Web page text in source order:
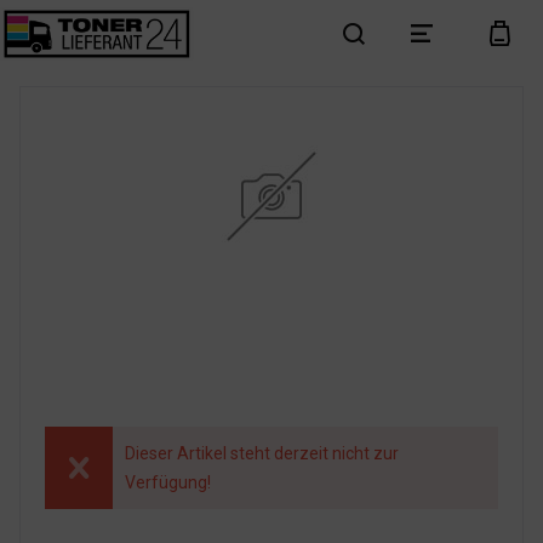
search menu cart
Dieser Artikel steht derzeit nicht zur
Verfügung!